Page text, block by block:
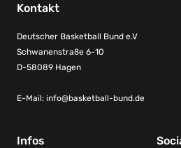
Kontakt
Deutscher Basketball Bund e.V
Schwanenstraße 6-10
D-58089 Hagen
E-Mail: info@basketball-bund.de
Infos